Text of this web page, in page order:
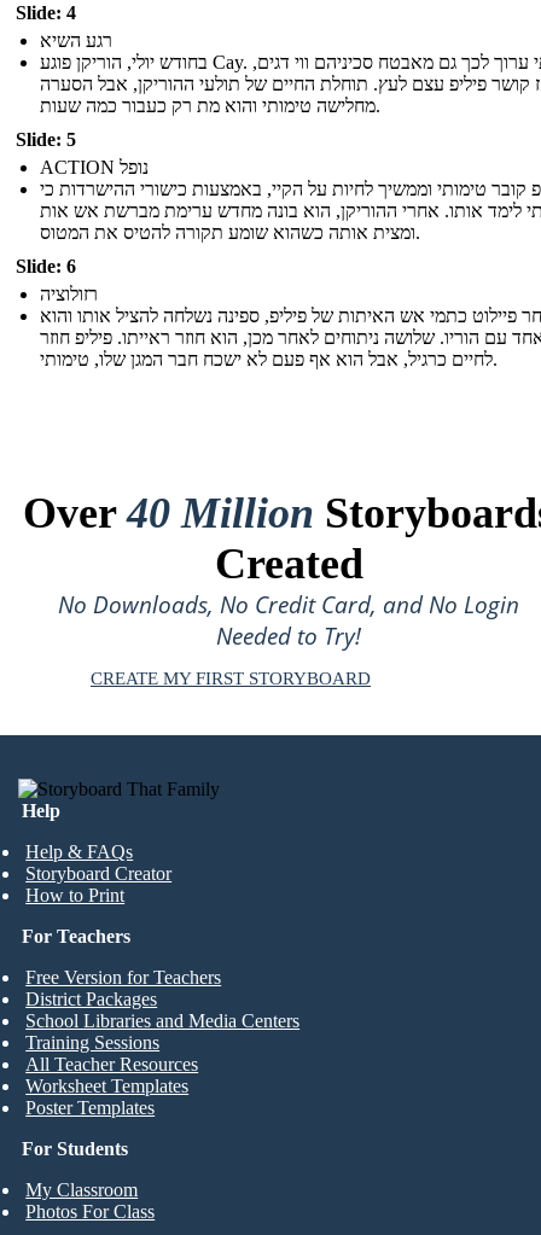
Slide: 4
רגע השיא
בחודש יולי, הוריקן פוגע Cay. טימותי ערוך לכך גם מאבטח סכיניהם ווי דגים,
קושר פיליפ עצם לעץ. תוחלת החיים של תולעי ההוריקן, אבל הסערה
מחלישה טימותי והוא מת רק כעבור כמה שעות.
Slide: 5
ACTION נופל
קובר טימותי וממשיך לחיות על הקיי, באמצעות כישורי ההישרדות כי
לימד אותו. אחרי ההוריקן, הוא בונה מחדש ערימת מברשת אש אות
ומצית אותה כשהוא שומע תקורה להטיס את המטוס.
Slide: 6
רזולוציה
פיילוט כתמי אש האיתות של פיליפ, ספינה נשלחה להציל אותו והוא
עם הוריו. שלושה ניתוחים לאחר מכן, הוא חוזר ראייתו. פיליפ חוזר
לחיים כרגיל, אבל הוא אף פעם לא ישכח חבר המגן שלו, טימותי.
Over40 Million
Created
No Downloads, No Credit Card, and No Login
Needed to Try!
CREATE MY FIRST STORYBOARD
Help
Help & FAQs
Storyboard Creator
How to Print
For Students
My Classroom
Photos For Class
For Teachers
Free Version for Teachers
District Packages
School Libraries and Media Centers
Training Sessions
All Teacher Resources
Worksheet Templates
Poster Templates